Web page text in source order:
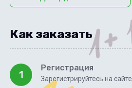
Как заказать
1
Регистрация
Зарегистрируйтесь на сайте